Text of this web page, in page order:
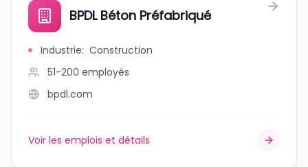
BPDL Béton Préfabriqué
Industrie: Construction
51-200 employés
bpdl.com
Voir les emplois et détails